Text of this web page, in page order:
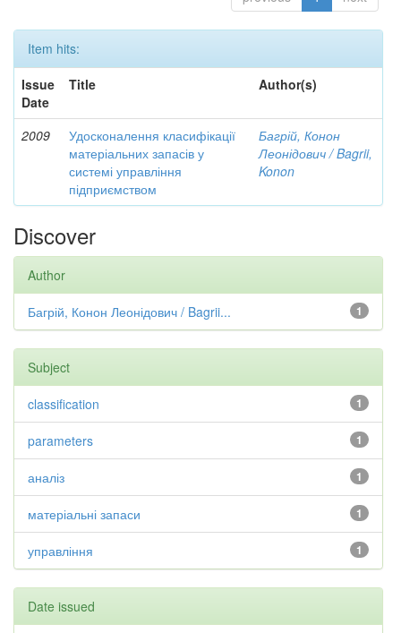
Item hits:
Issue
Date
Title Author(s)
2009
Удосконалення класифікації
матеріальних запасів у
системі управління
підприємством
Багрій, Конон
Леонідович / Bagrii,
Konon
Discover
Author
1
Багрій, Конон Леонідович / Bagrii...
Subject
1
classification
1
parameters
1
аналіз
1
матеріальні запаси
1
управління
Date issued